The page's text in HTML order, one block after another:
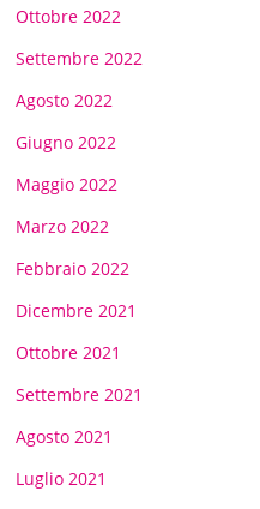
Ottobre 2022
Settembre 2022
Agosto 2022
Giugno 2022
Maggio 2022
Marzo 2022
Febbraio 2022
Dicembre 2021
Ottobre 2021
Settembre 2021
Agosto 2021
Luglio 2021